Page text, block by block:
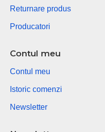
Returnare produs
Producatori
Contul meu
Contul meu
Istoric comenzi
Newsletter